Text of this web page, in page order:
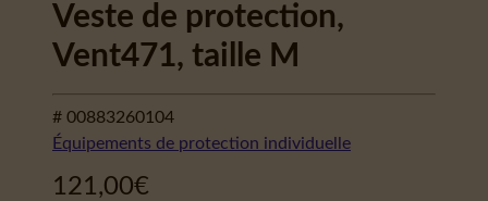
Veste de protection,
Vent471, taille M
# 00883260104
Équipements de protection individuelle
121,00€